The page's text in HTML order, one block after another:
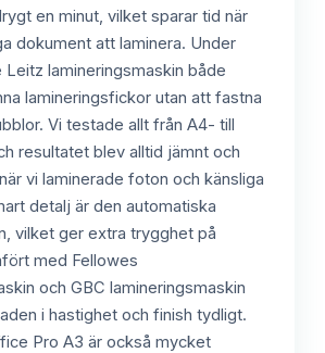
en minut, vilket sparar tid när
dokument att laminera. Under
lamineringsmaskin både
lamineringsfickor utan att fastna
Vi testade allt från A4- till
resultatet blev alltid jämnt och
vi laminerade foton och känsliga
detalj är den automatiska
vilket ger extra trygghet på
med Fellowes
och GBC lamineringsmaskin
i hastighet och finish tydligt.
Pro A3 är också mycket